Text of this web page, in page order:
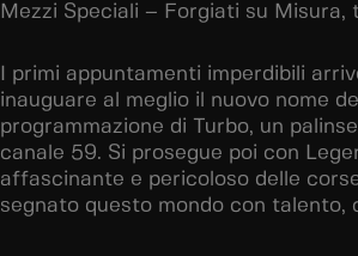
Mezzi Speciali – Forgiati su
I primi appuntamenti imperdibili
inauguare al meglio il nuovo nome
programmazione di Turbo, un
canale 59. Si prosegue poi con
affascinante e pericoloso delle
segnato questo mondo con talento,